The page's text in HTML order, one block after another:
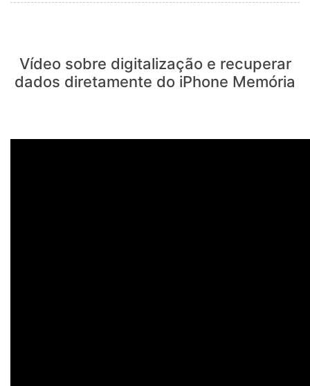
Vídeo sobre digitalização e recuperar
dados diretamente do iPhone Memória